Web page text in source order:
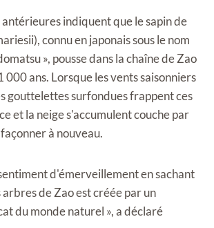
indiquent que le sapin de
connu en japonais sous le nom
», pousse dans la chaîne de Zao
000 ans. Lorsque les vents saisonniers
gouttelettes surfondues frappent ces
et la neige s'accumulent couche par
à nouveau.
d'émerveillement en sachant
arbres de Zao est créée par un
du monde naturel », a déclaré